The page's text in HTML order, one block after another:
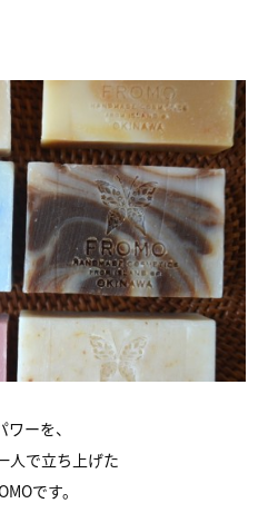
ーを、
人で立ち上げた
です。